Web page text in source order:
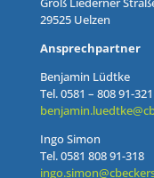
29525 Uelzen
Ansprechpartner
Benjamin Lüdtke
Tel. 0581 – 808 91-321
Ingo Simon
Tel. 0581 808 91-318